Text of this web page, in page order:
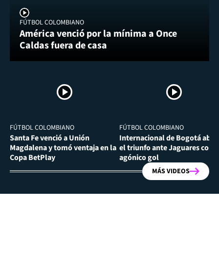
FÚTBOL COLOMBIANO
América venció por la mínima a Once
Caldas fuera de casa
FÚTBOL COLOMBIANO
Santa Fe venció a Unión
Magdalena y tomó ventaja en la
Copa BetPlay
FÚTBOL COLOMBIANO
Internacional de Bogotá
el triunfo ante Jaguares con
agónico gol
MÁS VIDEOS